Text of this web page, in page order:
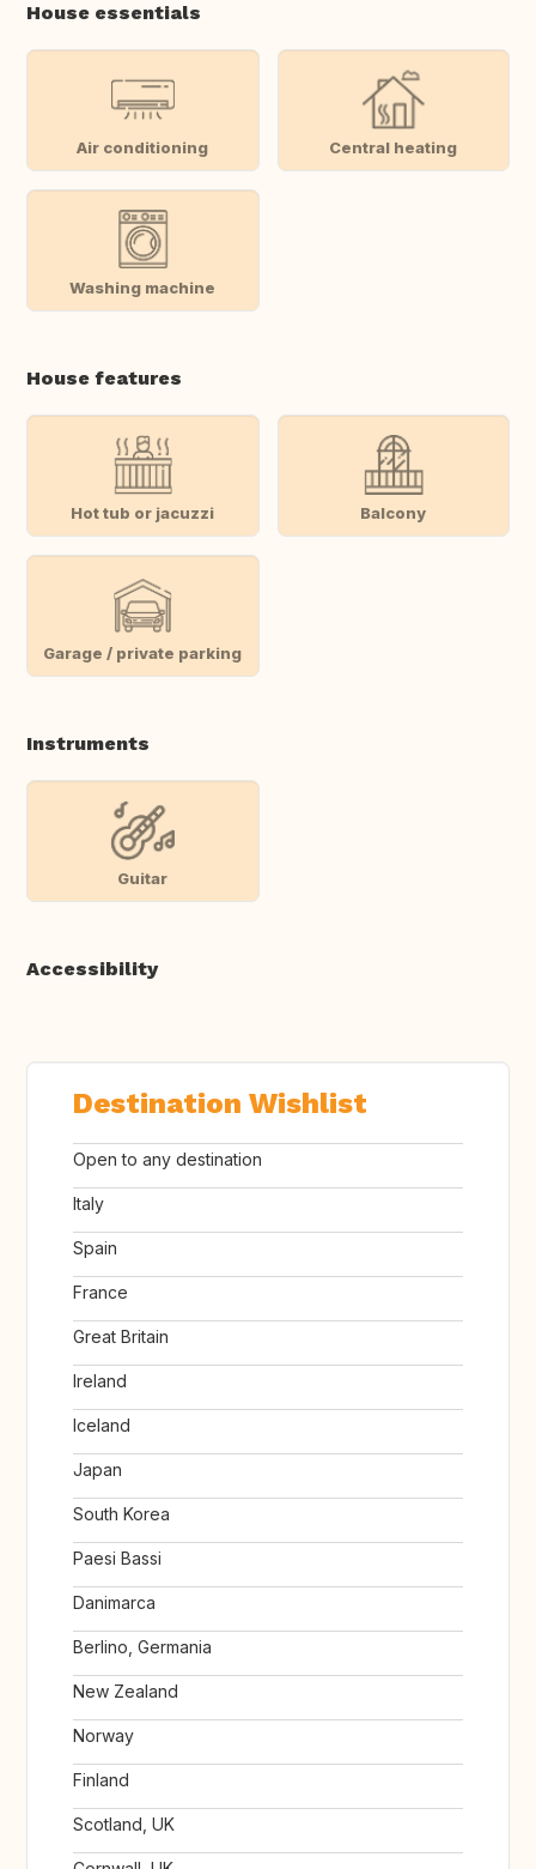
House essentials
Air conditioning Central heating
Washing machine
House features
Hot tub or jacuzzi Balcony
Garage / private parking
Instruments
Guitar
Accessibility
Destination Wishlist
Open to any destination
Italy
Spain
France
Great Britain
Ireland
Iceland
Japan
South Korea
Paesi Bassi
Danimarca
Berlino, Germania
New Zealand
Norway
Finland
Scotland, UK